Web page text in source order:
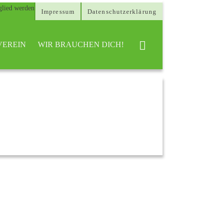
Impressum Datenschutzerklärung
WIR BRAUCHEN DICH!